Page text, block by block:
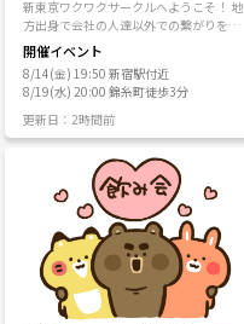
新東京ワクワクサークルへようこそ！ 地
方出身で会社の人達以外での繋がりを作
るために立ち上げました！ 食べ放題企
画、ダーツ、フットサル、飲み会などみ
んなが楽しめる様なイベントにしていき
ます✨ また一緒にサークルを盛り上げた
い人も常に募集しています♪ 一緒に楽し
開催イベント
8/14(金) 19:50 新宿駅付近
8/19(水) 20:00 錦糸町徒歩3分
更新日：2時間前